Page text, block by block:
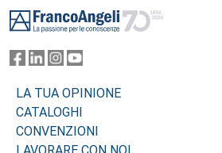
LA TUA OPINIONE
CATALOGHI
CONVENZIONI